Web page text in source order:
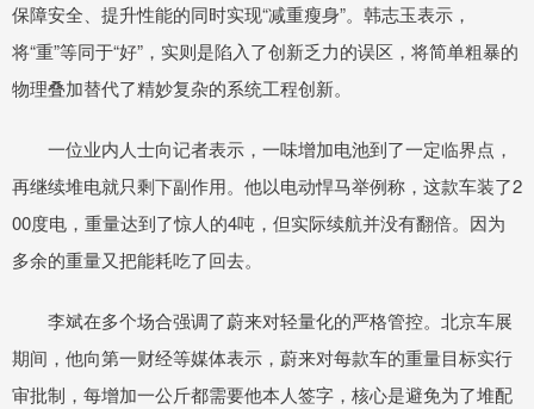
保障安全、提升性能的同时实现“减重瘦身”。韩志玉表示，
将“重”等同于“好”，实则是陷入了创新乏力的误区，将简单粗暴的
物理叠加替代了精妙复杂的系统工程创新。
一位业内人士向记者表示，一味增加电池到了一定临界点，
再继续堆电就只剩下副作用。他以电动悍马举例称，这款车装了2
00度电，重量达到了惊人的4吨，但实际续航并没有翻倍。因为
多余的重量又把能耗吃了回去。
李斌在多个场合强调了蔚来对轻量化的严格管控。北京车展
期间，他向第一财经等媒体表示，蔚来对每款车的重量目标实行
审批制，每增加一公斤都需要他本人签字，核心是避免为了堆配